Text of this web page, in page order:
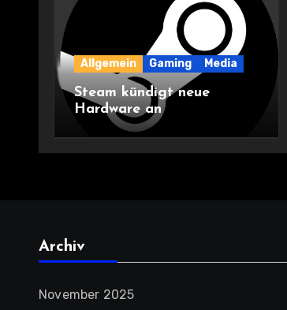
Allgemein Gaming Media
Steam kündigt neue
Hardware an
Archiv
November 2025